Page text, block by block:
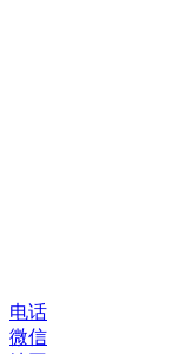
电话
微信